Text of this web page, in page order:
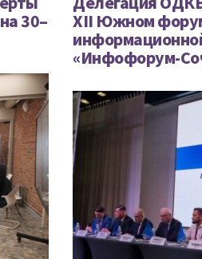
30–
XII Южном
«Инфофорум-